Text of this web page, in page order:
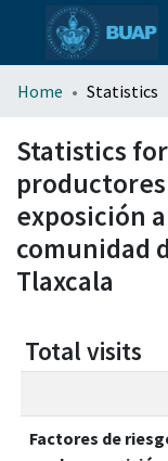
All of DSpace
Home Statistics
Statistics
exposición
comunidad
Tlaxcala
Total visits
Factores de